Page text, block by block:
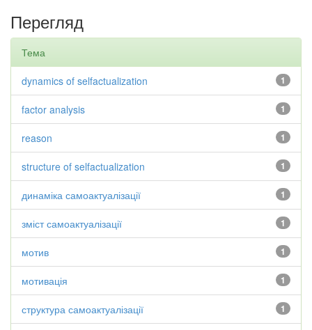
Перегляд
Тема
1
dynamics of selfactualization
1
factor analysis
1
reason
1
structure of selfactualization
1
динаміка самоактуалізації
1
зміст самоактуалізації
1
мотив
1
мотивація
1
структура самоактуалізації